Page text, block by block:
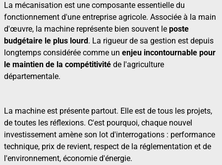
La mécanisation est une composante essentielle du
fonctionnement d'une entreprise agricole. Associée à la main
d'œuvre, la machine représente bien souvent le poste
budgétaire le plus lourd. La rigueur de sa gestion est depuis
longtemps considérée comme un enjeu incontournable pour
le maintien de la compétitivité de l'agriculture
départementale.
La machine est présente partout. Elle est de tous les projets,
de toutes les réflexions. C'est pourquoi, chaque nouvel
investissement amène son lot d'interrogations : performance
technique, prix de revient, respect de la réglementation et de
l'environnement, économie d'énergie.